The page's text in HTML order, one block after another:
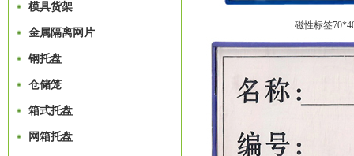
模具货架
金属隔离网片
钢托盘
仓储笼
箱式托盘
网箱托盘
磁性标签